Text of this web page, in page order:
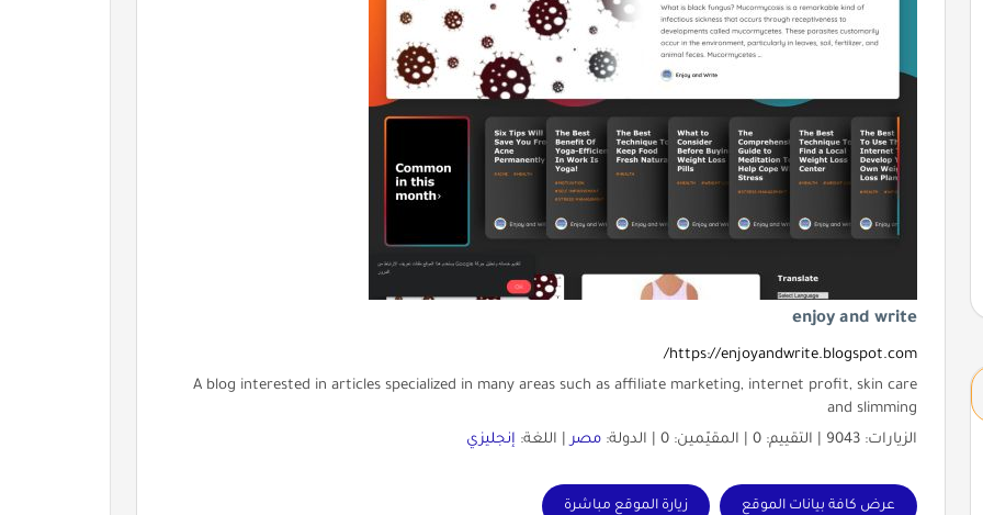
enjoy and write
https://enjoyandwrite.blogspot.com/
A blog interested in articles specialized in many areas such as affiliate marketing, internet profit, skin care
and slimming
الزيارات: 9043 | التقييم: 0 | المقيّمين: 0 | الدولة:
مصر | اللغة: إنجليزي
عرض كافة بيانات الموقع زيارة الموقع مباشرة